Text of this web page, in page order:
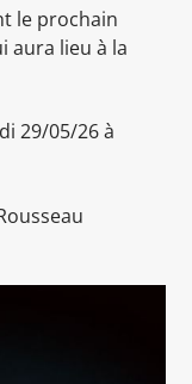
le prochain
aura lieu à la
29/05/26 à